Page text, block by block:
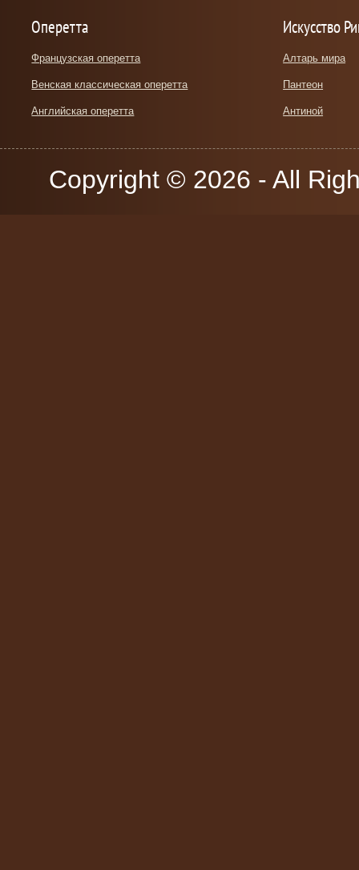
Оперетта
Французская оперетта
Венская классическая оперетта
Английская оперетта
Искусство
Алтарь мира
Пантеон
Антиной
Copyright © 2026 - All